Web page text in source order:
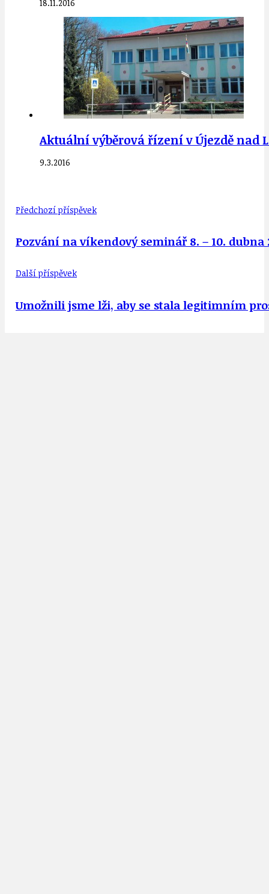
18.11.2016
Aktuální výběrová řízení v Újezdě nad
9.3.2016
Předchozí příspěvek
Pozvání na víkendový seminář 8. – 10.
Další příspěvek
Umožnili jsme lži, aby se stala legitimním